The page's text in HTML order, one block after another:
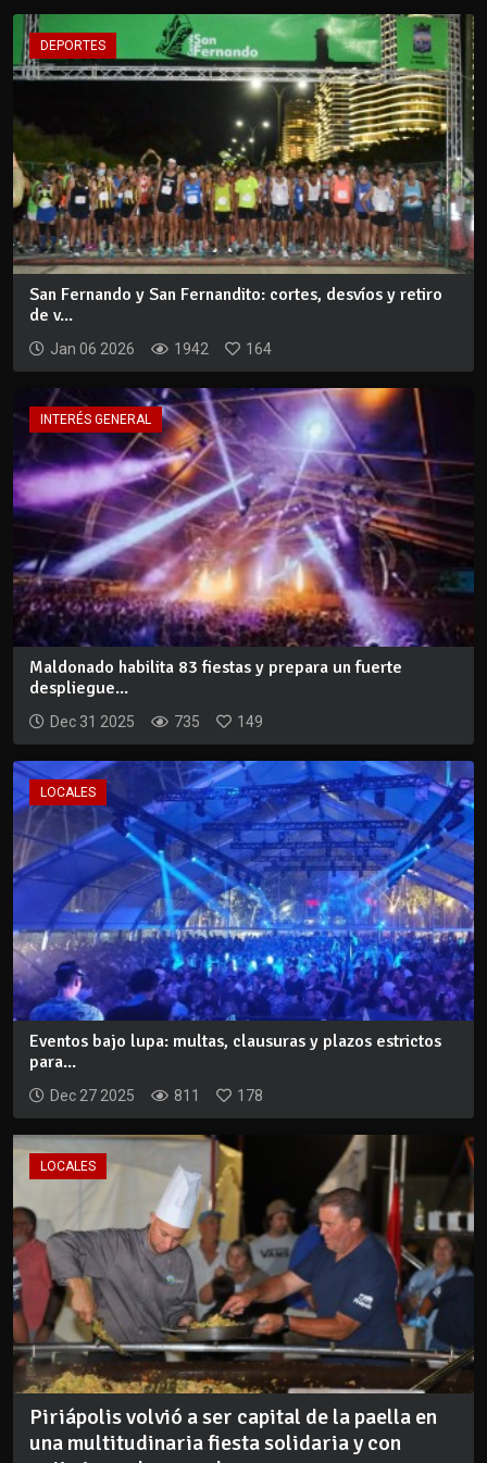
DEPORTES
San Fernando y San Fernandito: cortes, desvíos y retiro
de v...
Jan 06 2026 1942 164
INTERÉS GENERAL
Maldonado habilita 83 fiestas y prepara un fuerte
despliegue...
Dec 31 2025 735 149
LOCALES
Eventos bajo lupa: multas, clausuras y plazos estrictos
para...
Dec 27 2025 811 178
LOCALES
Piriápolis volvió a ser capital de la paella en
una multitudinaria fiesta solidaria y con